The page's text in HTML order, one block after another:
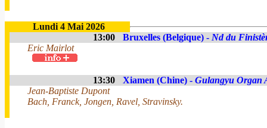
Lundi 4 Mai 2026
13:00
Bruxelles (Belgique) - Nd du
Eric Mairlot
13:30 Xiamen (Chine) - Gulangyu Organ
Jean-Baptiste Dupont
Bach, Franck, Jongen, Ravel, Stravinsky.